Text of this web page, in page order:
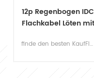
ul 2468 24awg
Flachbandkabel mit
Stecker
Mass angefertigt Flachkabelbaugruppen ul 2468 mit jst 4pin steckern. Es handelt sich um einen universellen Kabelbaum, der für die Filterrückstellleitung im Warmwasserbereiter oder für andere Geräte nach Bedarf verwendet wird.